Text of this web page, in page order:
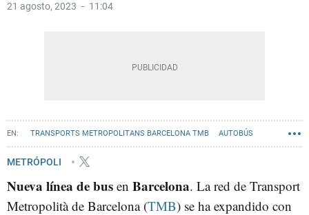
21 agosto, 2023 11:04
TRANSPORTS METROPOLITANS BARCELONA TMB AUTOBÚS
METRÓPOLI
Nueva línea de bus en Barcelona. La red de Transport
Metropolità de Barcelona (TMB) se ha expandido con